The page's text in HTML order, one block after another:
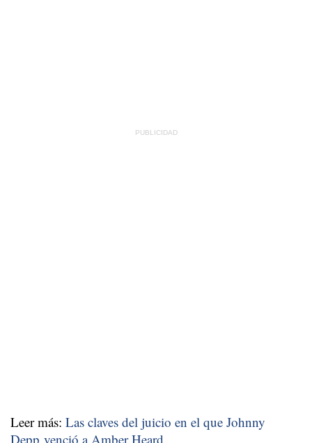
Leer más: Las claves del juicio en el que Johnny
Depp venció a Amber Heard